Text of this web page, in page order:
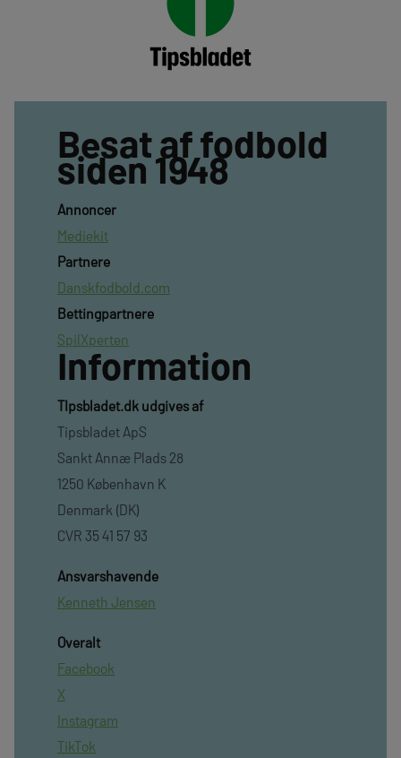
Besat af fodbold
siden 1948
Annoncer
Mediekit
Partnere
Danskfodbold.com
Bettingpartnere
SpilXperten
Information
TIpsbladet.dk udgives af
Tipsbladet ApS
Sankt Annæ Plads 28
1250 København K
Denmark (DK)
CVR 35 41 57 93
Ansvarshavende
Kenneth Jensen
Overalt
Facebook
X
Instagram
TikTok